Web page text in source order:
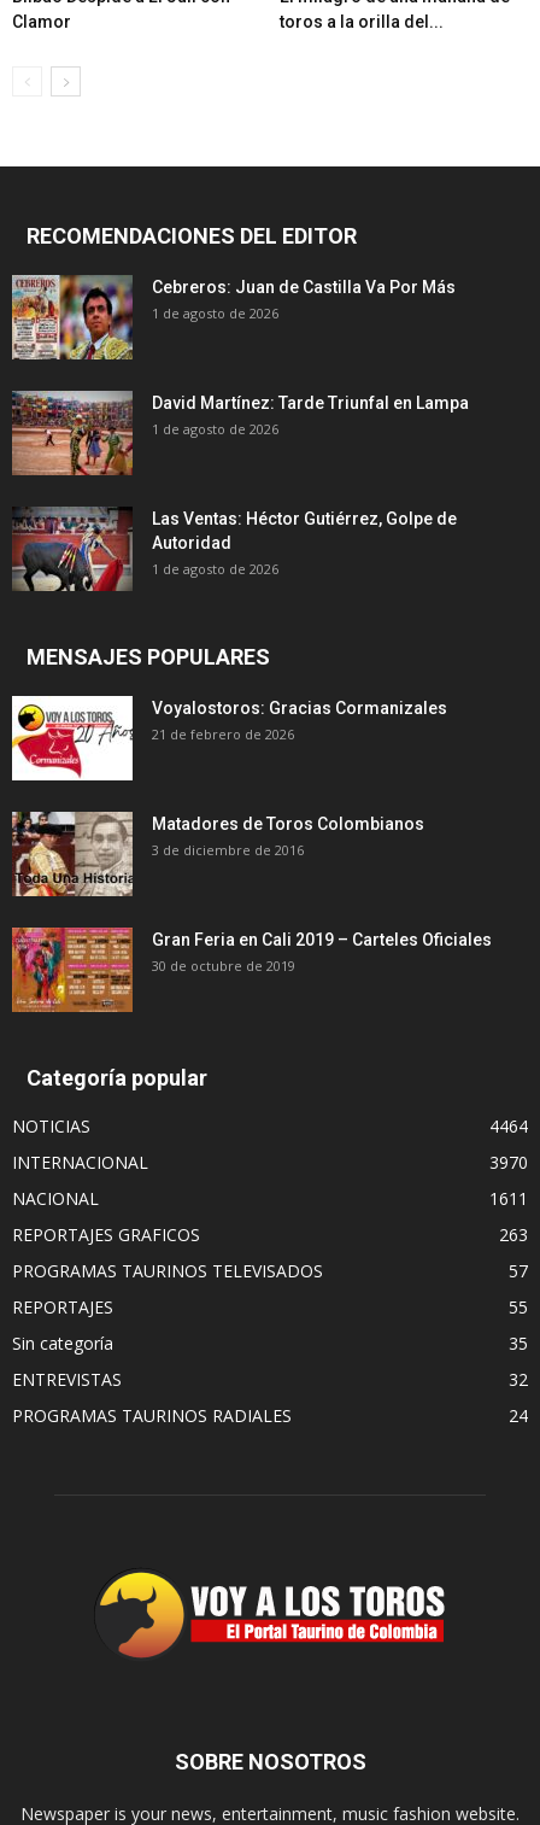
Clamor
toros a la orilla del...
RECOMENDACIONES DEL EDITOR
Cebreros: Juan de Castilla Va Por Más
1 de agosto de 2026
David Martínez: Tarde Triunfal en Lampa
1 de agosto de 2026
Las Ventas: Héctor Gutiérrez, Golpe de
Autoridad
1 de agosto de 2026
MENSAJES POPULARES
Voyalostoros: Gracias Cormanizales
21 de febrero de 2026
Matadores de Toros Colombianos
3 de diciembre de 2016
Gran Feria en Cali 2019 – Carteles Oficiales
30 de octubre de 2019
Categoría popular
NOTICIAS
4464
INTERNACIONAL
3970
NACIONAL
1611
REPORTAJES GRAFICOS
263
PROGRAMAS TAURINOS TELEVISADOS
57
REPORTAJES
55
Sin categoría
35
ENTREVISTAS
32
PROGRAMAS TAURINOS RADIALES
24
SOBRE NOSOTROS
Newspaper is your news, entertainment, music fashion website.